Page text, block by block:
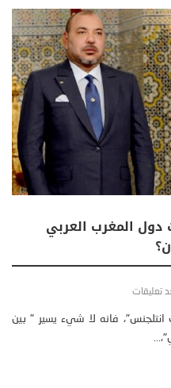
دول المغرب العربي
تعليقات
فانه لا شيء يسير " بين